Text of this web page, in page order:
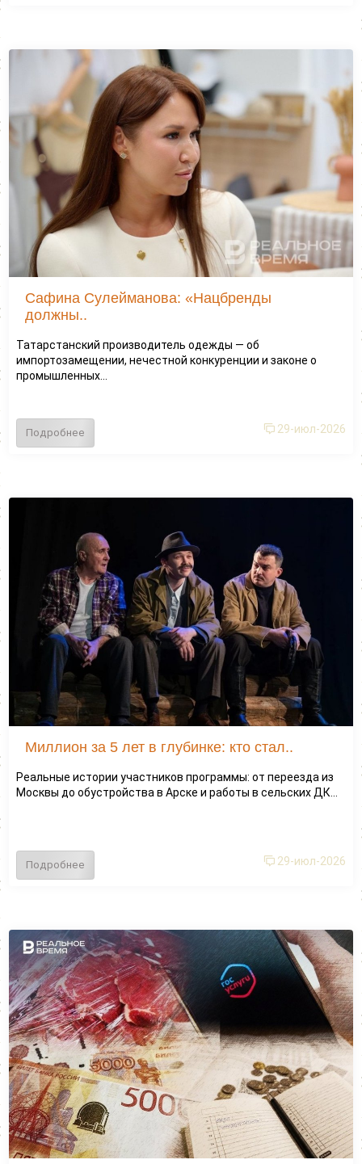
Сафина Сулейманова: «Нацбренды
должны..
Татарстанский производитель одежды — об
импортозамещении, нечестной конкуренции и законе о
промышленных...
Подробнее 29-июл-2026
Миллион за 5 лет в глубинке: кто стал..
Реальные истории участников программы: от переезда из
Москвы до обустройства в Арске и работы в сельских ДК...
Подробнее 29-июл-2026